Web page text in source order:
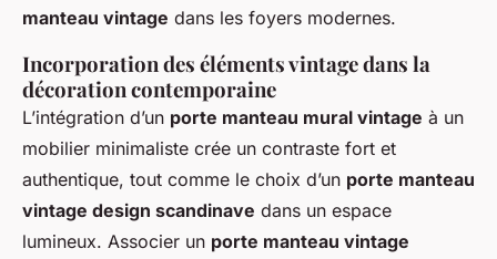
manteau vintage dans les foyers modernes.
Incorporation des éléments vintage dans la
décoration contemporaine
L’intégration d’un porte manteau mural vintage à un
mobilier minimaliste crée un contraste fort et
authentique, tout comme le choix d’un porte manteau
vintage design scandinave dans un espace
lumineux. Associer un porte manteau vintage